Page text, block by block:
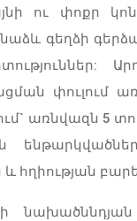
ու փոքր
գեղձի
փուլում
առնվազն 5
հղիության